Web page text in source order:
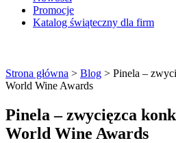
Promocje
Katalog świąteczny dla firm
Strona główna > Blog > Pinela –
World Wine Awards
Pinela – zwycięzca
World Wine Awards